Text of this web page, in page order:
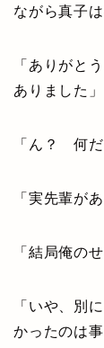
ながら真子
「ありがと
ありました」
「ん？ 何だ
「実先輩が
「結局俺の
「いや、別
かったのは